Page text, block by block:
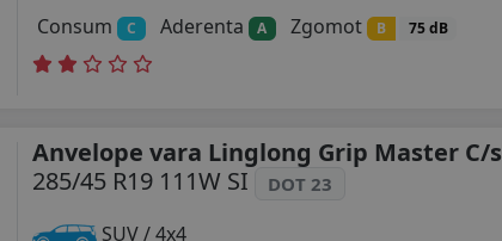
Consum
C Aderenta A Zgomot B 75 dB
Anvelope vara Linglong Grip Master C/s
285/45 R19 111W SI
DOT 23
SUV / 4x4